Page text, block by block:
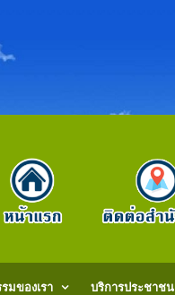
มของเรา บริการประชาชน